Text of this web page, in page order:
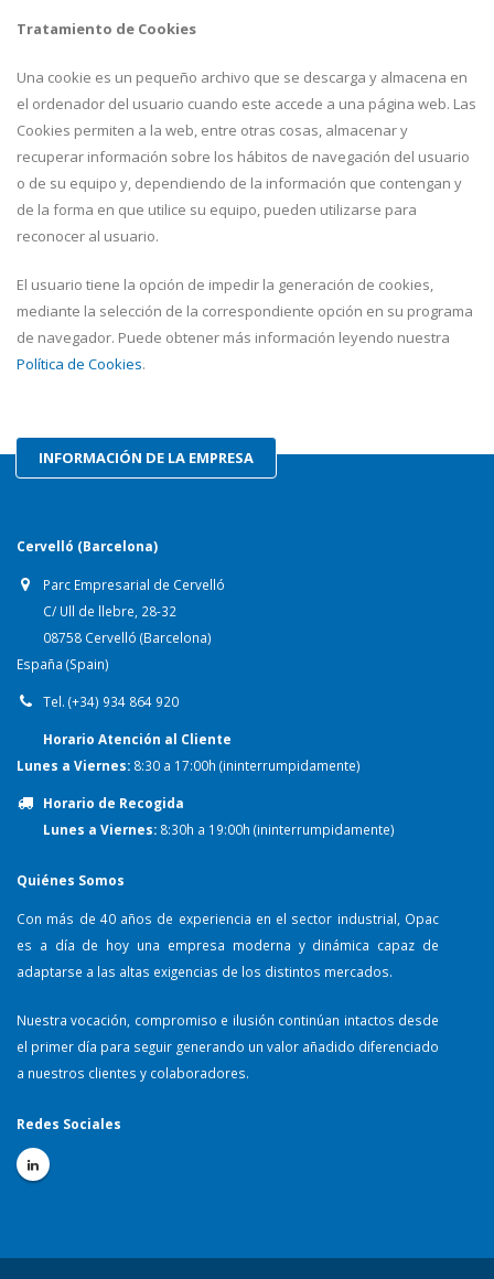
Tratamiento de Cookies
Una cookie es un pequeño archivo que se descarga y almacena en
el ordenador del usuario cuando este accede a una página web. Las
Cookies permiten a la web, entre otras cosas, almacenar y
recuperar información sobre los hábitos de navegación del usuario
o de su equipo y, dependiendo de la información que contengan y
de la forma en que utilice su equipo, pueden utilizarse para
reconocer al usuario.
El usuario tiene la opción de impedir la generación de cookies,
mediante la selección de la correspondiente opción en su programa
de navegador. Puede obtener más información leyendo nuestra
Política de Cookies.
INFORMACIÓN DE LA EMPRESA
Cervelló (Barcelona)
Parc Empresarial de Cervelló
C/ Ull de llebre, 28-32
08758 Cervelló (Barcelona)
España (Spain)
Tel. (+34) 934 864 920
Horario Atención al Cliente
Lunes a Viernes: 8:30 a 17:00h (ininterrumpidamente)
Horario de Recogida
Lunes a Viernes: 8:30h a 19:00h (ininterrumpidamente)
Quiénes Somos
Con más de 40 años de experiencia en el sector industrial, Opac
es a día de hoy una empresa moderna y dinámica capaz de
adaptarse a las altas exigencias de los distintos mercados.
Nuestra vocación, compromiso e ilusión continúan intactos desde
el primer día para seguir generando un valor añadido diferenciado
a nuestros clientes y colaboradores.
Redes Sociales